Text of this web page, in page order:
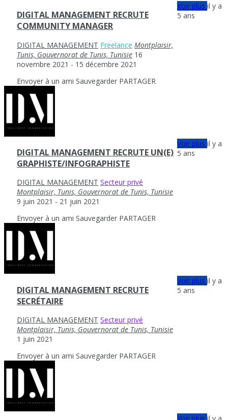
DIGITAL MANAGEMENT RECRUTE
COMMUNITY MANAGER
DIGITAL MANAGEMENT Freelance Montplaisir,
Tunis, Gouvernorat de Tunis, Tunisie 16
novembre 2021 - 15 décembre 2021
Envoyer à un ami Sauvegarder PARTAGER
Voir plusil y a
5 ans
DIGITAL MANAGEMENT RECRUTE UN(E)
GRAPHISTE/INFOGRAPHISTE
DIGITAL MANAGEMENT Secteur privé
Montplaisir, Tunis, Gouvernorat de Tunis, Tunisie
9 juin 2021 - 21 juin 2021
Envoyer à un ami Sauvegarder PARTAGER
Voir plusil y a
5 ans
DIGITAL MANAGEMENT RECRUTE
SECRÉTAIRE
DIGITAL MANAGEMENT Secteur privé
Montplaisir, Tunis, Gouvernorat de Tunis, Tunisie
1 juin 2021
Envoyer à un ami Sauvegarder PARTAGER
Voir plusil y a
5 ans